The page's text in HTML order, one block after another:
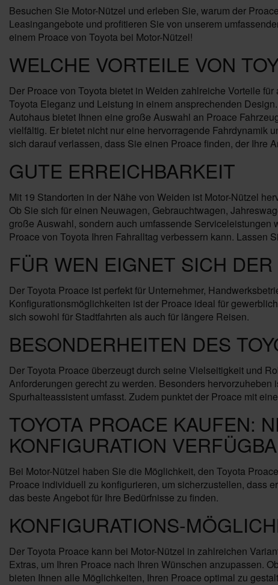
Besuchen Sie Motor-Nützel und erleben Sie, warum der
Leasingangebote und profitieren Sie von unserem
einem Proace von Toyota bei Motor-Nützel!
WELCHE VORTEILE VON
Der Proace von Toyota bietet in Weiden zahlreiche Vorteile
Toyota Eleganz und Leistung in einem ansprechenden
Autohaus bietet Ihnen eine große Auswahl an Proace
vielfältig. Er bietet nicht nur eine hervorragende Fahrdynamik
sich darauf verlassen, dass Sie einen Proace finden, der Ihre
GUTE ERREICHBARKEIT
Mit 19 Standorten in der Nähe von Weiden ist Motor-Nützel
Ob Sie sich für einen Neuwagen, Gebrauchtwagen,
große Auswahl, sondern auch umfassende
Proace von Toyota Ihren Fahralltag verbessern kann. Lassen
FÜR WEN EIGNET SICH
Der Toyota Proace ist perfekt für Unternehmer,
Konfigurationsmöglichkeiten ist der Proace ideal für
sich sowohl für Stadtfahrten als auch für längere Reisen.
BESONDERHEITEN DES
Der Toyota Proace überzeugt durch seine Vielseitigkeit und
Anforderungen gerecht zu werden. Besonders
Spurhalteassistent umfasst. Zudem punktet der Proace mit
TOYOTA PROACE KAUFEN:
KONFIGURATION
Bei Motor-Nützel haben Sie die Möglichkeit, den Toyota
Proace individuell zu konfigurieren, um sicherzustellen, dass
das beste Angebot für Ihre Bedürfnisse zu finden.
KONFIGURATIONS-
Der Toyota Proace kann bei Motor-Nützel in zahlreichen
Extras, um Ihren Proace nach Ihren Wünschen anzupassen.
bieten Ihnen alle Möglichkeiten, Ihren Proace optimal zu